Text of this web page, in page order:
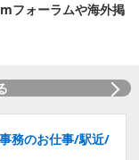
フォーラムや海外掲
務のお仕事/駅近/